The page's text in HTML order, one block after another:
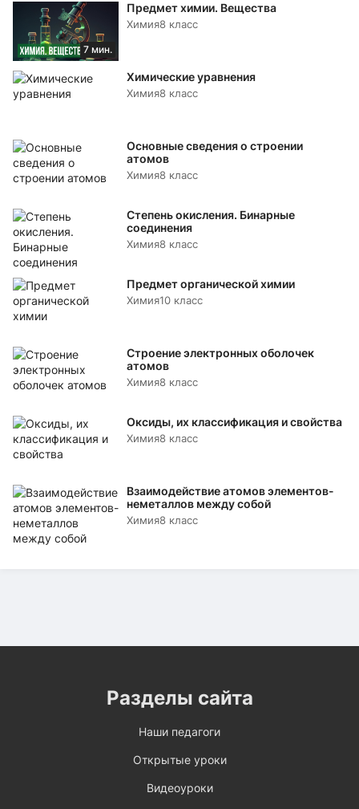
7 мин.
Предмет химии. Вещества
Химия8 класс
Химические уравнения
Химия8 класс
Основные сведения о строении
атомов
Химия8 класс
Степень окисления. Бинарные
соединения
Химия8 класс
Предмет органической химии
Химия10 класс
Строение электронных оболочек
атомов
Химия8 класс
Оксиды, их классификация и свойства
Химия8 класс
Взаимодействие атомов элементов-
неметаллов между собой
Химия8 класс
Разделы сайта
Наши педагоги
Открытые уроки
Видеоуроки